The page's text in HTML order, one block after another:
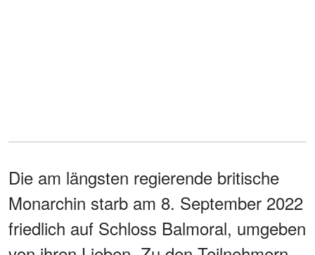
Die am längsten regierende britische
Monarchin starb am 8. September 2022
friedlich auf Schloss Balmoral, umgeben